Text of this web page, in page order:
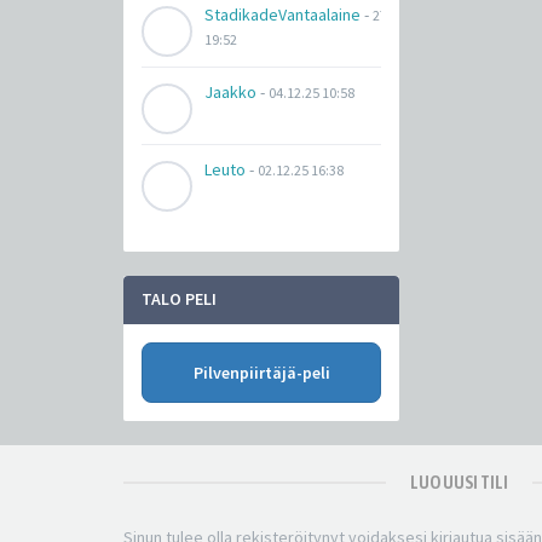
StadikadeVantaalaine - 27.03.26
19:52
Jaakko - 04.12.25 10:58
Leuto - 02.12.25 16:38
TALO PELI
Pilvenpiirtäjä-peli
LUO UUSI TILI
Sinun tulee olla rekisteröitynyt voidaksesi kirjautua